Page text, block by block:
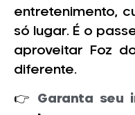
entretenimento,
só lugar. É o
aproveitar Foz
diferente.
👉 Garanta seu